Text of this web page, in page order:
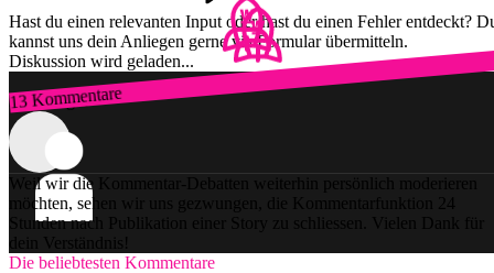
Hast du einen relevanten Input oder hast du einen Fehler entdeckt?
kannst uns dein Anliegen gerne via Formular übermitteln.
Diskussion wird geladen...
13 Kommentare
Zum Login
Weil wir die Kommentar-Debatten weiterhin persönlich moderieren
möchten, sehen wir uns gezwungen, die Kommentarfunktion 24
Stunden nach Publikation einer Story zu schliessen. Vielen Dank für
dein Verständnis!
Die beliebtesten Kommentare